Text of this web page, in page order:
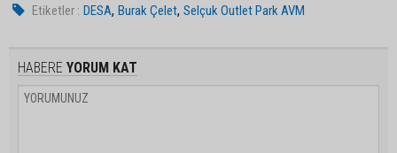
Etiketler : DESA,Burak Çelet,Selçuk Outlet Park AVM
HABERE YORUM KAT